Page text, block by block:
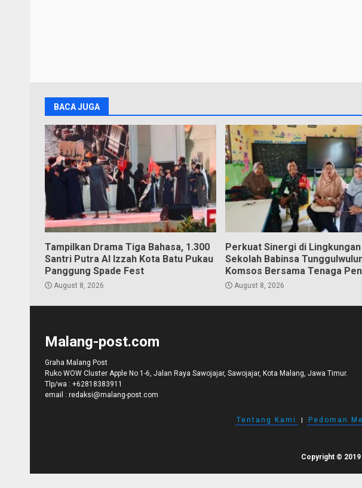
BACA JUGA
Tampilkan Drama Tiga Bahasa, 1.300
Santri Putra Al Izzah Kota Batu Pukau
Panggung Spade Fest
August 8, 2026
Perkuat Sinergi di Lingkungan
Sekolah Babinsa
Komsos Bersama Tenaga
August 8, 2026
Malang-post.com
Graha Malang Post
Ruko WOW Cluster Apple No 1-6, Jalan Raya Sawojajar, Sawojajar, Kota Malang, Jawa Timur.
Tlp/wa : +62818383911
email : redaksi@malang-post.com
Tentang Kami I Pedoman
Copyright ©